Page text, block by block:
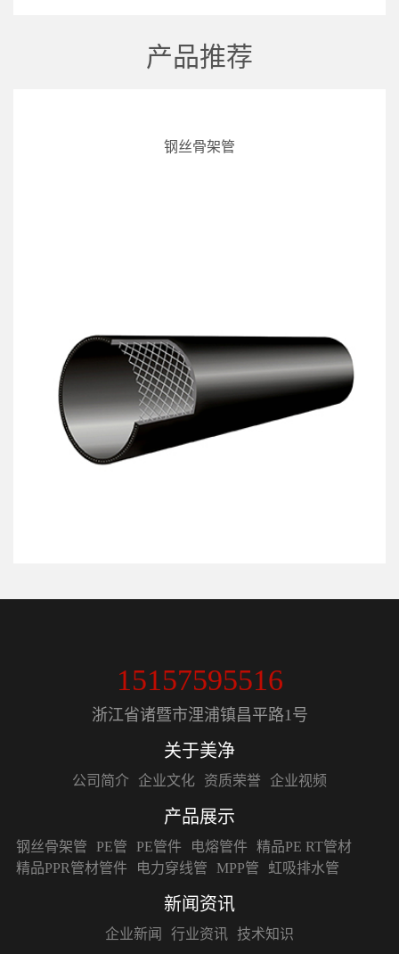
产品推荐
钢丝骨架管
15157595516
浙江省诸暨市浬浦镇昌平路1号
关于美净
公司简介 企业文化 资质荣誉 企业视频
产品展示
钢丝骨架管 PE管 PE管件 电熔管件 精品PE RT管材
精品PPR管材管件
电力穿线管 MPP管 虹吸排水管
新闻资讯
企业新闻 行业资讯 技术知识